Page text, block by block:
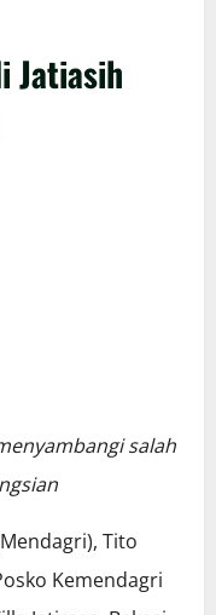
Jatiasih
salah
Tito
Kemendagri